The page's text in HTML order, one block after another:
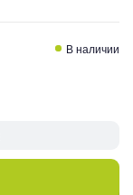
В наличии